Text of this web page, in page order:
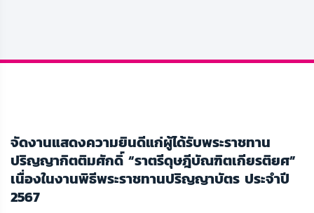
จัดงานแสดงความยินดีแก่ผู้ได้รับพระราชทาน
ปริญญากิตติมศักดิ์ “ราตรีดุษฎีบัณฑิตเกียรติยศ”
เนื่องในงานพิธีพระราชทานปริญญาบัตร ประจำปี
2567